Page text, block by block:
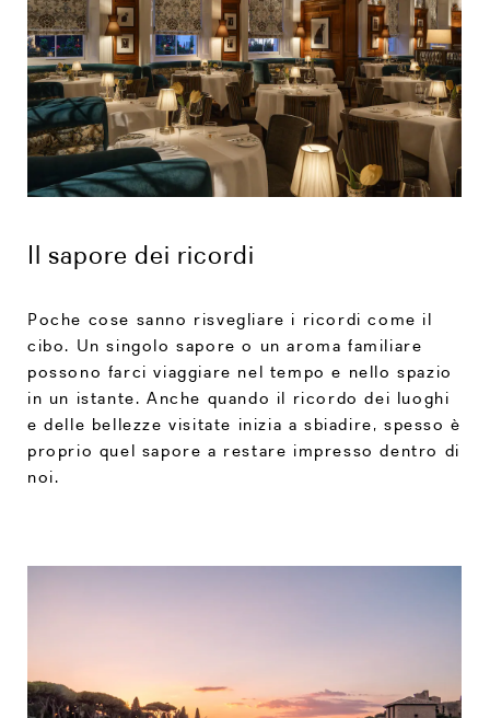
Il sapore dei ricordi
Poche cose sanno risvegliare i ricordi come il
cibo. Un singolo sapore o un aroma familiare
possono farci viaggiare nel tempo e nello spazio
in un istante. Anche quando il ricordo dei luoghi
e delle bellezze visitate inizia a sbiadire, spesso è
proprio quel sapore a restare impresso dentro di
noi.